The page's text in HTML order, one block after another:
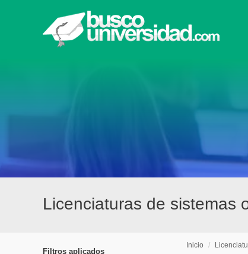
Licenciaturas de sistemas
Filtros aplicados
Inicio /